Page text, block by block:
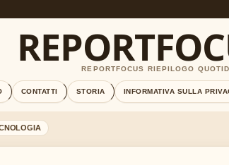
REPORTFOCUS RIEPILOGO
CONTATTI STORIA INFORMATIVA SULLA